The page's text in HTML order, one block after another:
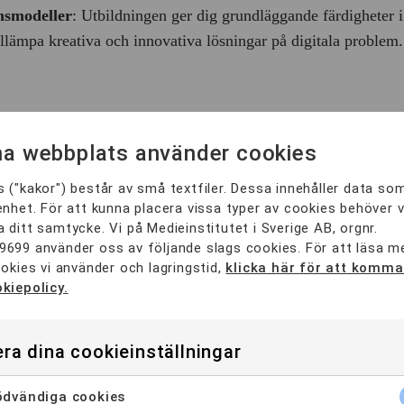
: Utbildningen ger dig grundläggande färdigheter i
kreativa och innovativa lösningar på digitala problem.
mycket stark, eftersom företag och organisationer inser att
att skapa framgångsrika digitala produkter och tjänster.
olika branscher, från teknikföretag och digitala
digital transformation. Efter avslutad utbildning kan
webbplats använder cookies
("kakor") består av små textfiler. Dessa innehåller data
För att kunna placera vissa typer av cookies behöver
ditt samtycke. Vi på Medieinstitutet i Sverige AB, orgnr.
använder oss av följande slags cookies. För att läsa
vi använder och lagringstid, klicka här för att
dina cookieinställningar
cookies